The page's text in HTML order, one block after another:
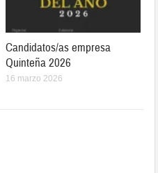
Candidatos/as empresa
Quinteña 2026
16 marzo 2026